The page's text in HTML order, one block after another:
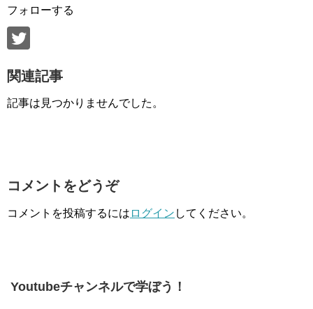
フォローする
関連記事
記事は見つかりませんでした。
コメントをどうぞ
コメントを投稿するには ログイン してください。
Youtubeチャンネルで学ぼう！